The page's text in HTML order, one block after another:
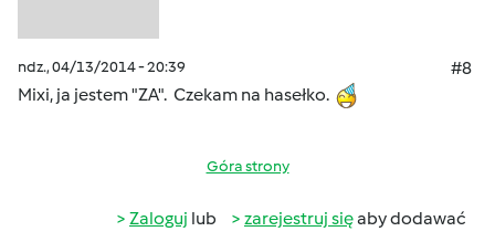
ndz., 04/13/2014 - 20:39
#8
Mixi, ja jestem "ZA". Czekam na hasełko.
Góra strony
Zaloguj lub zarejestruj sięaby dodawać